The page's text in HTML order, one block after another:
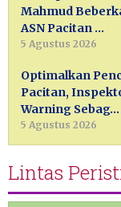
Mahmud
ASN Pacitan …
5 Agustus 2026
Optimalkan
Pacitan,
Warning Sebag…
5 Agustus 2026
Lintas